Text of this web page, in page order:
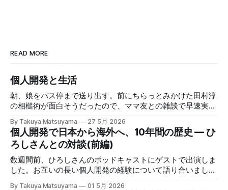
READ MORE
個人開発と生活
朝、娘をバス停まで送り出す。前にちらっとみかけた田村淳
の相槌術が面白そうだったので、ママ友との雑談で早速実践
で癖になっている批判的思考を完全オフにし、相槌に全神経
を注ぐ、というものだ。「へぇ」「うん」「うーん」「なる
ほど〜」と、相手の話にどんなバリエーションで返そうかと
いう所に集中する。騙されたと思って試してみて欲しいんだ
が、このお陰で相手の話がよく理解できて、自然なフォロー
アップの質問やリアクションが浮かぶようになる。こちらか
ら頑張って面白い話をひねり出す必要が無いので、気が楽に
By Takuya Matsuyama 27 5月 2026
個人開発で日本から海外へ、10年間の歴史 — ひ
ろしさんとの対談(前編)
数週間前、ひろしさんのポッドキャストにゲストで出演しま
した。お互いの長い個人開発の経験について語り合いまし
By Takuya Matsuyama 01 5月 2026